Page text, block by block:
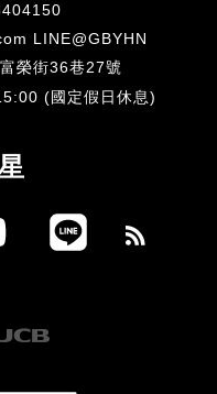
LINE@GBYHN
榮街36巷27號
(國定假日休息)
YouTube